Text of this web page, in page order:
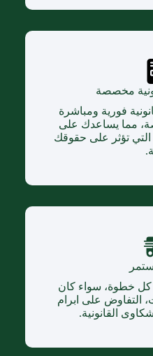
مخصصة
فورية ومباشرة
مما يساعدك على
التي تؤثر على حقوقك
خطوة، سواء كان
التفاوض على ابرام
القانونية.